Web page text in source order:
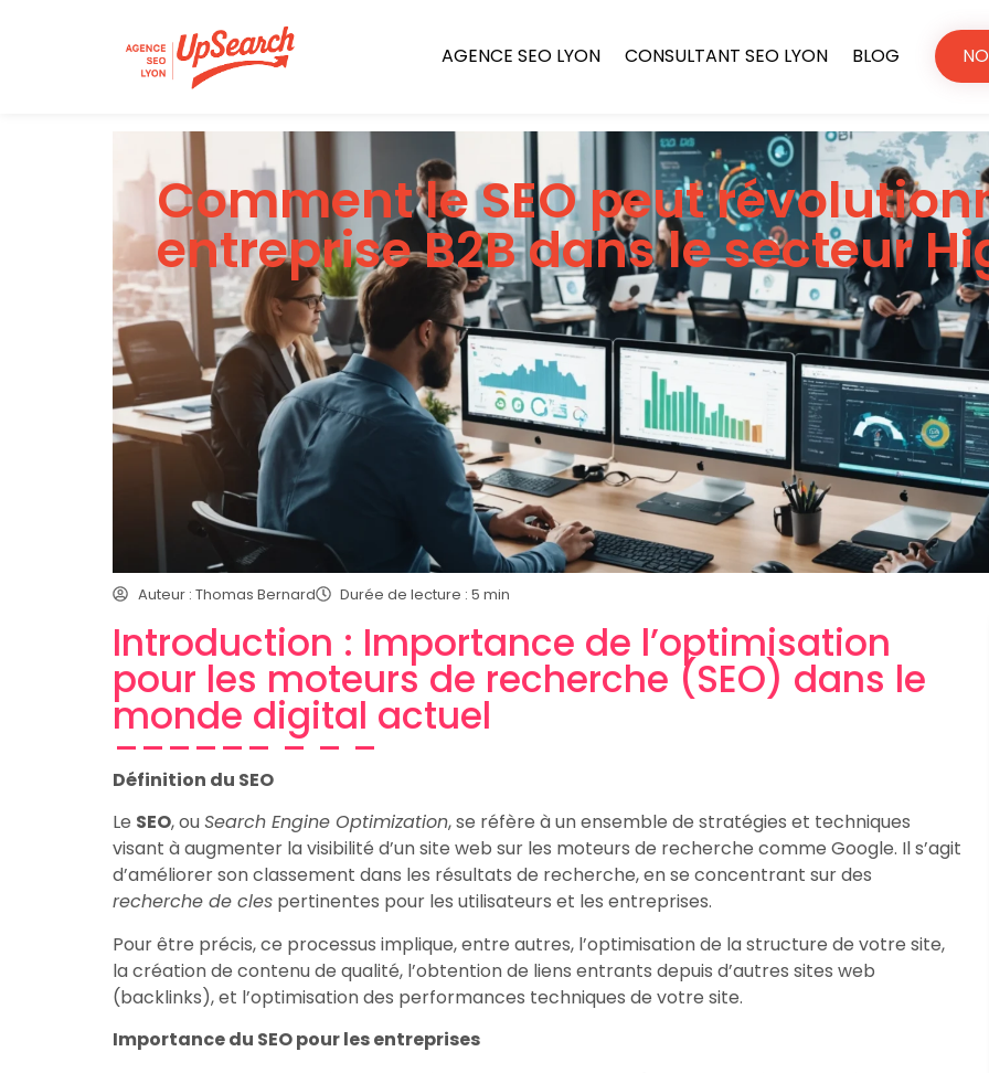
AGENCE SEO LYON CONSULTANT SEO LYON BLOG
Comment le SEO peut
entreprise B2B dans le secteur
Auteur : Thomas Bernard Durée de lecture : 5 min
Introduction : Importance de l’optimisation
pour les moteurs de recherche (SEO) dans le
monde digital actuel
Définition du SEO
Le SEO, ouSearch Engine Optimization, se réfère à un ensemble de stratégies et techniques
visant à augmenter la visibilité d’un site web sur les moteurs de recherche comme Google. Il s’agit
d’améliorer son classement dans les résultats de recherche, en se concentrant sur des
recherche de cles pertinentes pour les utilisateurs et les entreprises.
Pour être précis, ce processus implique, entre autres, l’optimisation de la structure de votre site,
la création de contenu de qualité, l’obtention de liens entrants depuis d’autres sites web
(backlinks), et l’optimisation des performances techniques de votre site.
Importance du SEO pour les entreprises